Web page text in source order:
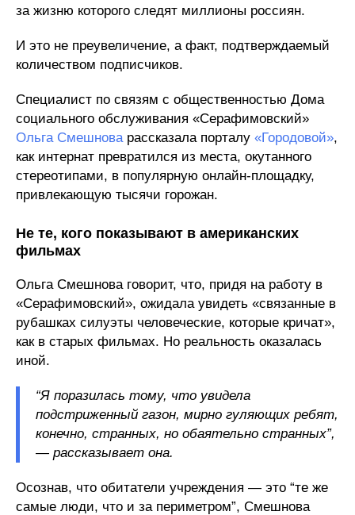
за жизню которого следят миллионы россиян.
И это не преувеличение, а факт, подтверждаемый
количеством подписчиков.
Специалист по связям с общественностью Дома
социального обслуживания «Серафимовский»
Ольга Смешноварассказала порталу «Городовой»,
как интернат превратился из места, окутанного
стереотипами, в популярную онлайн-площадку,
привлекающую тысячи горожан.
Не те, кого показывают в американских
фильмах
Ольга Смешнова говорит, что, придя на работу в
«Серафимовский», ожидала увидеть «связанные в
рубашках силуэты человеческие, которые кричат»,
как в старых фильмах. Но реальность оказалась
иной.
“Я поразилась тому, что увидела
подстриженный газон, мирно гуляющих ребят,
конечно, странных, но обаятельно странных”,
— рассказывает она.
Осознав, что обитатели учреждения — это “те же
самые люди, что и за периметром”, Смешнова